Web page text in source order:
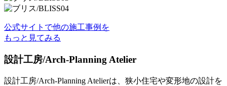
公式サイトで他の施工事例を
もっと見てみる
設計工房/Arch-Planning Atelier
設計工房/Arch-Planning Atelierは、狭小住宅や変形地の設計を